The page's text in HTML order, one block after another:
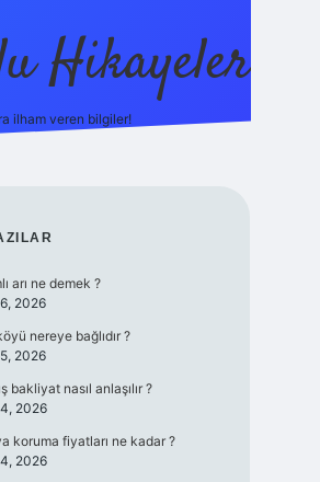
Hikayeler
ilham veren bilgiler!
arı ne demek ?
2026
nereye bağlıdır ?
2026
bakliyat nasıl anlaşılır ?
2026
koruma fiyatları ne kadar ?
2026